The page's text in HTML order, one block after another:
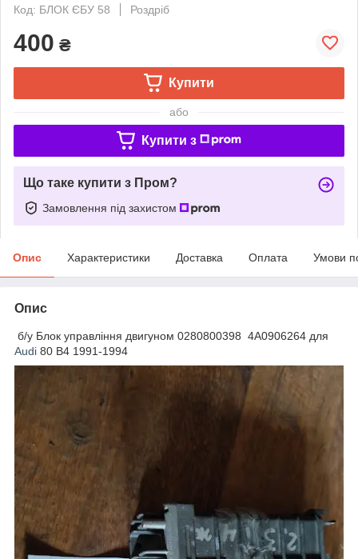
Код: БЛОК ЄБУ 58
Роздріб
400 ₴
Купити
або
Купити з
Що таке купити з Пром?
Замовлення під захистом
Опис Характеристики Доставка Оплата Умови
Опис
б/у Блок управління двигуном 0280800398 4A0906264 для
Audi 80 B4 1991-1994